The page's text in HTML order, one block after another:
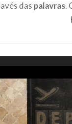
das palavras.